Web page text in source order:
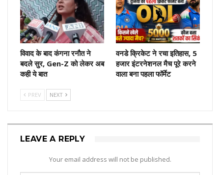
विवाद के बाद कंगना रनौत ने
बदले सुर, Gen-Z को लेकर अब
कही ये बात
वनडे क्रिकेट ने रचा इतिहास, 5
हजार इंटरनेशनल मैच पूरे करने
वाला बना पहला फॉर्मेट
PREV NEXT
LEAVE A REPLY
Your email address will not be published.